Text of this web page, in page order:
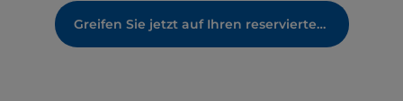
Greifen Sie jetzt auf Ihren reservierten Bereich zu